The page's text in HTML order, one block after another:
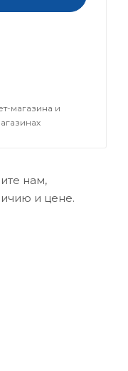
магазина и
нам,
и цене.